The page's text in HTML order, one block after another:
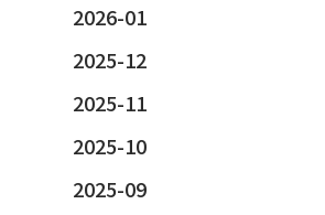
2026-01
2025-12
2025-11
2025-10
2025-09